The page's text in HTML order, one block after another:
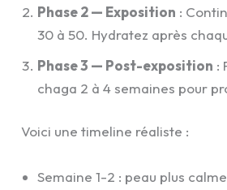
Phase 2 — Exposition :
30 à 50. Hydratez après
Phase 3 — Post-exposition :
chaga 2 à 4 semaines pour
Voici une timeline réaliste :
Semaine 1-2 : peau plus calme